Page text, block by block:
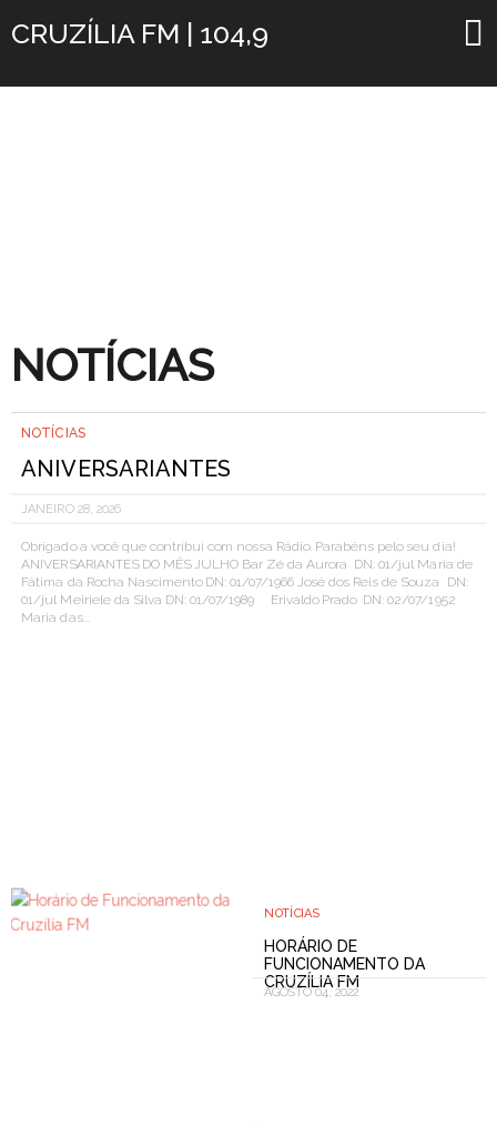
NOTÍCIAS
NOTÍCIAS
ANIVERSARIANTES
JANEIRO 28, 2026
Obrigado a você que contribui com nossa Rádio. Parabéns pelo seu dia!
ANIVERSARIANTES DO MÊS JULHO Bar Zé da Aurora DN: 01/jul Maria de
Fátima da Rocha Nascimento DN: 01/07/1966 José dos Reis de Souza DN:
01/jul Meiriele da Silva DN: 01/07/1989 Erivaldo Prado DN: 02/07/1952
Maria das...
NOTÍCIAS
HORÁRIO DE
FUNCIONAMENTO DA
CRUZÍLIA FM
AGOSTO 04, 2022
CRUZÍLIA FM | 104,9